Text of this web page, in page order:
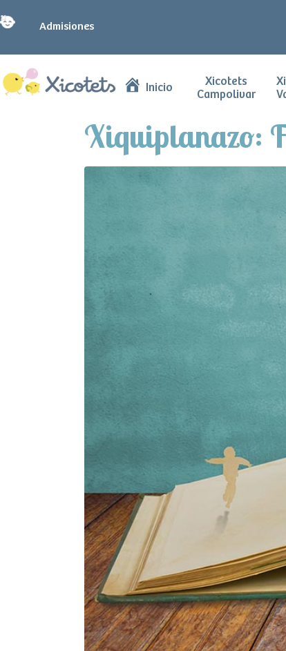
Admisiones
Inicio
Xicotets
Campolivar
Xiquiplanazo: